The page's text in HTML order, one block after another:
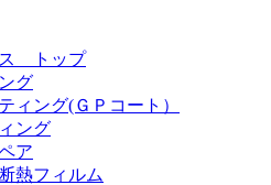
ス トップ
グ
ィング(ＧＰコート）
ング
ア
熱フィルム